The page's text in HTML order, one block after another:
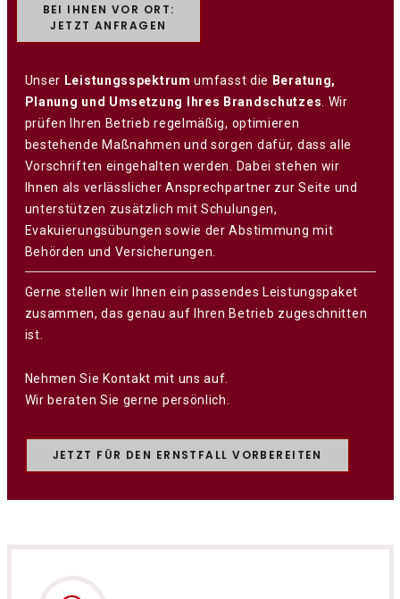
BEI IHNEN VOR ORT:
JETZT ANFRAGEN
Unser Leistungsspektrum umfasst die Beratung,
Planung und Umsetzung Ihres Brandschutzes . Wir
prüfen Ihren Betrieb regelmäßig, optimieren
bestehende Maßnahmen und sorgen dafür, dass alle
Vorschriften eingehalten werden. Dabei stehen wir
Ihnen als verlässlicher Ansprechpartner zur Seite und
unterstützen zusätzlich mit Schulungen,
Evakuierungsübungen sowie der Abstimmung mit
Behörden und Versicherungen.
Gerne stellen wir Ihnen ein passendes Leistungspaket
zusammen, das genau auf Ihren Betrieb zugeschnitten
ist.
Nehmen Sie Kontakt mit uns auf.
Wir beraten Sie gerne persönlich.
JETZT FÜR DEN ERNSTFALL VORBEREITEN